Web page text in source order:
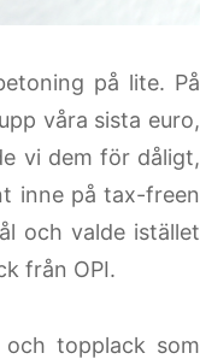
på lite. På
våra sista euro,
vi dem för dåligt,
inne på tax-freen
och valde istället
från OPI.
topplack som